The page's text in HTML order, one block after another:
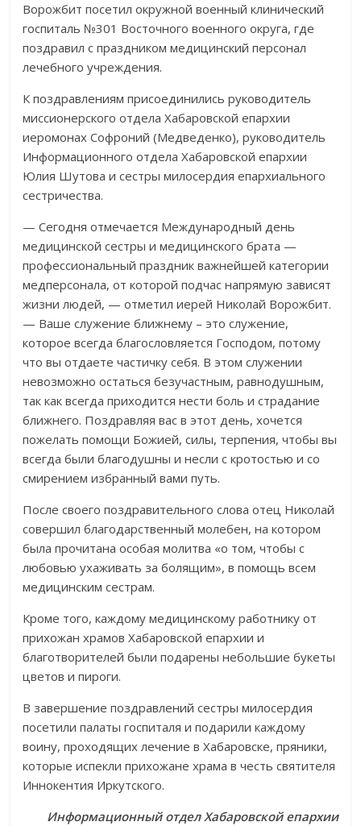
Ворожбит посетил окружной военный клинический
госпиталь №301 Восточного военного округа, где
поздравил с праздником медицинский персонал
лечебного учреждения.
К поздравлениям присоединились руководитель
миссионерского отдела Хабаровской епархии
иеромонах Софроний (Медведенко), руководитель
Информационного отдела Хабаровской епархии
Юлия Шутова и сестры милосердия епархиального
сестричества.
— Сегодня отмечается Международный день
медицинской сестры и медицинского брата —
профессиональный праздник важнейшей категории
медперсонала, от которой подчас напрямую зависят
жизни людей, — отметил иерей Николай Ворожбит.
— Ваше служение ближнему – это служение,
которое всегда благословляется Господом, потому
что вы отдаете частичку себя. В этом служении
невозможно остаться безучастным, равнодушным,
так как всегда приходится нести боль и страдание
ближнего. Поздравляя вас в этот день, хочется
пожелать помощи Божией, силы, терпения, чтобы вы
всегда были благодушны и несли с кротостью и со
смирением избранный вами путь.
После своего поздравительного слова отец Николай
совершил благодарственный молебен, на котором
была прочитана особая молитва «о том, чтобы с
любовью ухаживать за болящим», в помощь всем
медицинским сестрам.
Кроме того, каждому медицинскому работнику от
прихожан храмов Хабаровской епархии и
благотворителей были подарены небольшие букеты
цветов и пироги.
В завершение поздравлений сестры милосердия
посетили палаты госпиталя и подарили каждому
воину, проходящих лечение в Хабаровске, пряники,
которые испекли прихожане храма в честь святителя
Иннокентия Иркутского.
Информационный отдел Хабаровской епархии